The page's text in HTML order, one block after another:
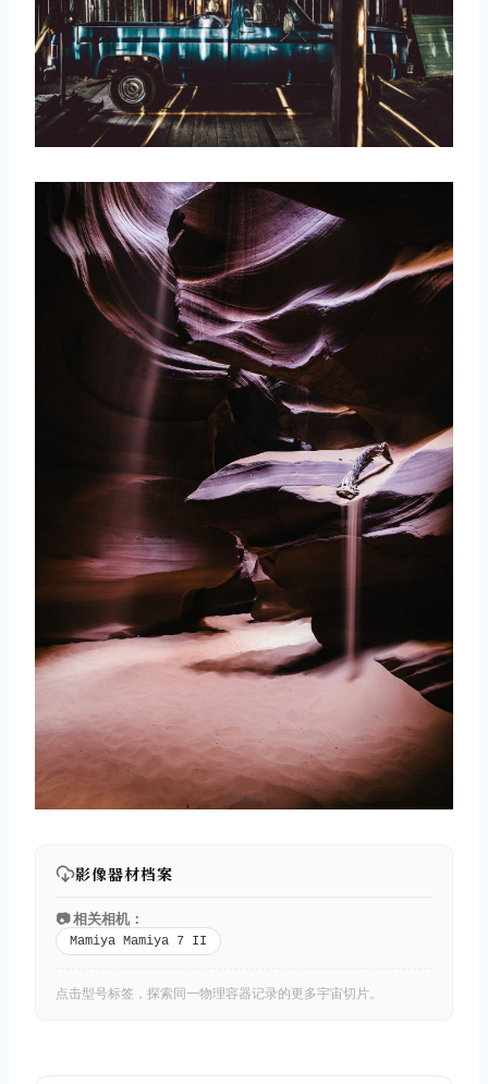
影像器材档案
📷 相关相机：
Mamiya Mamiya 7 II
点击型号标签，探索同一物理容器记录的更多宇宙切片。
取消 搜索